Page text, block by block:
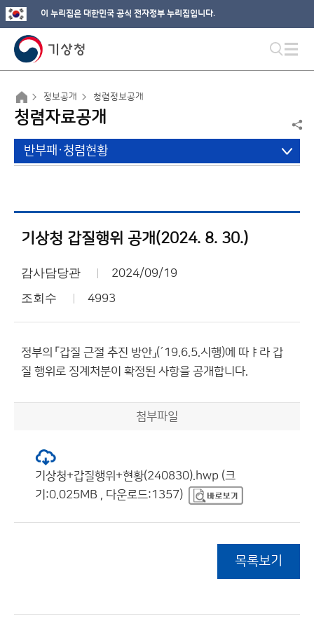
이 누리집은 대한민국 공식 전자정부 누리집입니다.
정보공개 청렴정보공개
청렴자료공개
반부패·청렴현황
기상청 갑질행위 공개(2024. 8. 30.)
감사담당관 2024/09/19
조회수 4993
정부의 「갑질 근절 추진 방안」(´19.6.5.시행)에 따ㅑ라 갑
질 행위로 징계처분이 확정된 사항을 공개합니다.
첨부파일
기상청+갑질행위+현황(240830).hwp (크
기:0.025MB , 다운로드:1357)
목록보기